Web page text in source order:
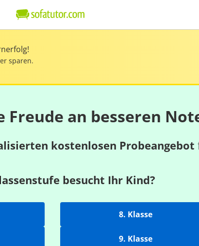
sparen.
Freude an besseren
kostenlosen Probeangebot
besucht Ihr Kind?
8. Klasse
9. Klasse